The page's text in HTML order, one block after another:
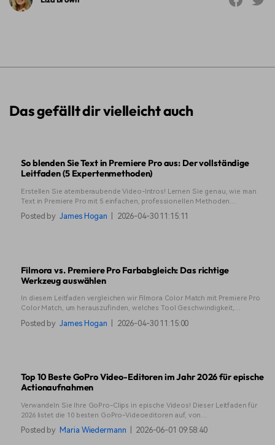
Das gefällt dir vielleicht auch
So blenden Sie Text in Premiere Pro aus: Der vollständige
Leitfaden (5 Expertenmethoden)
Erstellen Sie atemberaubende Video-Intros! Lernen Sie genau, wie man
Text in Premiere Pro mit 5 einfachen, professionellen Methoden
einblendet. Beherrschen Sie sanfte Einblend- und Ausblendeffekte mit
Keyframes, linearem Wipe und benutzerdefinierten Voreinstellungen.
Posted by James Hogan 2026-04-30 11:15:11
Filmora vs. Premiere Pro Farbabgleich: Das richtige
Werkzeug auswählen
In diesem Leitfaden vergleichen wir Filmora Color Match mit Premiere Pro
Color Match, um herauszufinden, welches Tool Geschwindigkeit,
Kontrolle und echte Bearbeitungseffizienz bietet.
Posted by James Hogan 2026-04-30 11:15:00
Top 10 Beste GoPro Video-Editoren im Jahr 2026 für epische
Actionaufnahmen
Verwandeln Sie Ihre GoPro-Clips in epische Videos! Dieser Leitfaden für
2026 listet die 10 besten GoPro-Videoeditoren auf, von
einsteigerfreundlichen bis zu professionellen Tools. Finden Sie das
perfekte Werkzeug für Ihre Action-Videos.
Posted by Maria Wiedermann 2026-06-01 09:58:40